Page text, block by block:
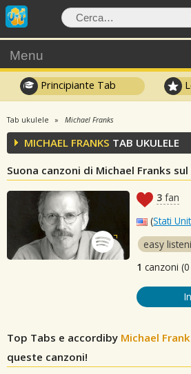
Menu
Principiante Tab
Tab ukulele Michael Franks
MICHAEL FRANKS TAB UKULELE
Suona canzoni di Michael Franks
3 fan
(Stati
easy
1 canzoni
Top Tabs e accordiby Michael
queste canzoni!